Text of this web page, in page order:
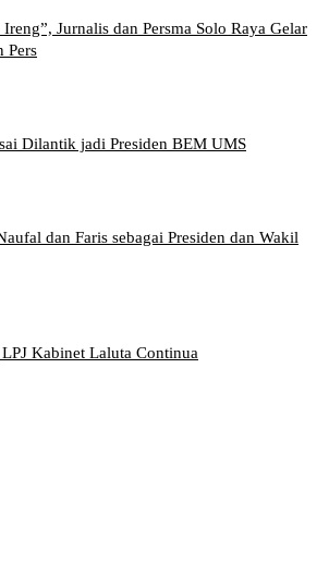
Jurnalis dan Persma Solo Raya Gelar
Pers
Dilantik jadi Presiden BEM UMS
dan Faris sebagai Presiden dan Wakil
Kabinet Laluta Continua